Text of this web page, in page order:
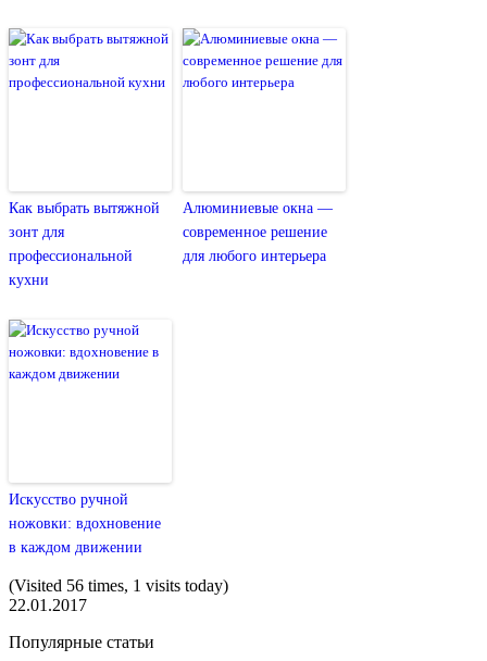
Как выбрать вытяжной
зонт для
профессиональной
кухни
Алюминиевые окна —
современное решение
для любого интерьера
Искусство ручной
ножовки: вдохновение
в каждом движении
(Visited 56 times, 1 visits today)
22.01.2017
Популярные статьи